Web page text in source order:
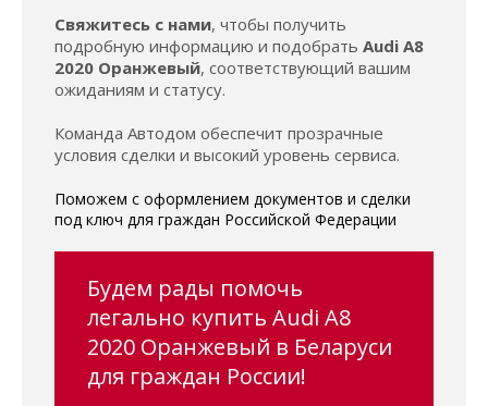
Свяжитесь с нами, чтобы получить
подробную информацию и подобрать Audi A8
2020 Оранжевый, соответствующий вашим
ожиданиям и статусу.
Команда Автодом обеспечит прозрачные
условия сделки и высокий уровень сервиса.
Поможем с оформлением документов и сделки
под ключ для граждан Российской Федерации
Будем рады помочь
легально купить Audi A8
2020 Оранжевый в Беларуси
для граждан России!